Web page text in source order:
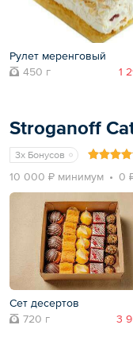
Рулет меренговый
450 г
1
Stroganoff
3x Бонусов
10 000 ₽ минимум 0
Сет десертов
720 г
3